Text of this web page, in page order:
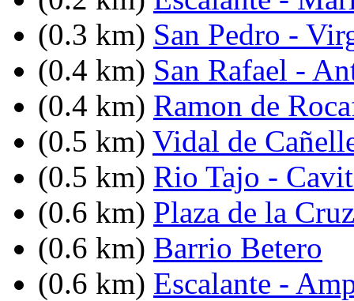
(0.3 km) San Pedro -
(0.4 km) San Rafael -
(0.4 km) Ramon de
(0.5 km) Vidal de
(0.5 km) Rio Tajo -
(0.6 km) Plaza de la
(0.6 km) Barrio Betero
(0.6 km) Escalante -